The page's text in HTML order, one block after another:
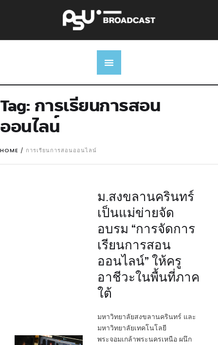
Tag: การเรียนการสอน
ออนไลน์
HOME / การเรียนการสอนออนไลน์
ม.สงขลานครินทร์
เป็นแม่ข่ายจัด
อบรม “การจัดการ
เรียนการสอน
ออนไลน์” ให้ครู
อาชีวะในพื้นที่ภาค
ใต้
มหาวิทยาลัยสงขลานครินทร์ และ
มหาวิทยาลัยเทคโนโลยี
พระจอมเกล้าพระนครเหนือ ผนึก